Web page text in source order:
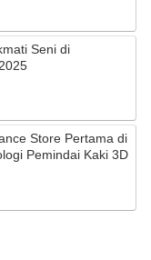
Seni di
Store Pertama di
Pemindai Kaki 3D